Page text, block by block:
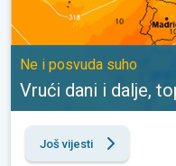
Ne i posvuda suho
Vrući dani i dalje,
Još vijesti